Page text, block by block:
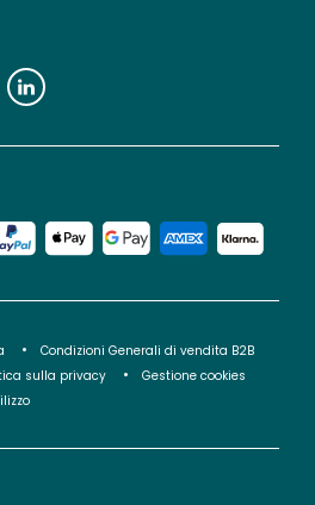
Condizioni Generali di vendita B2B
sulla privacy
Gestione cookies